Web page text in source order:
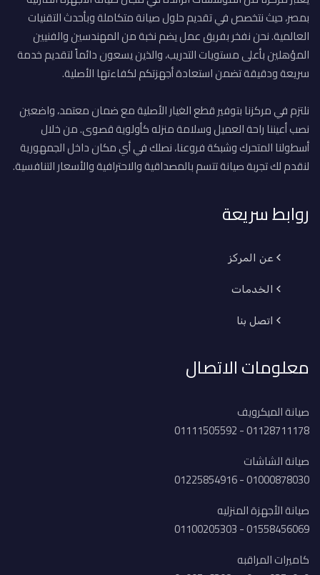
بمصر، حيث نتخصص في تقديم حلول صيانة متكاملة وبأحدث التقنيات
العالمية. نحن نفخر بفريق عمل يضم نخبة من المهندسين والفنيين
المؤهلين بأعلى مستويات التدريب، والذين يسعون دائماً لتقديم خدمة
سريعة ودقيقة تضمن استعادة أجهزتكم لكفاءتها الأصلية.
نلتزم في مركزنا بتوفير قطع الغيار الأصلية مع ضمان معتمد، واضعين
نصب أعيننا راحة العميل وسلامة منزله كأولوية قصوى. من خلال
أسطولنا المتحرك وشبكة فروعنا، نصلك في أي مكان داخل الجمهورية
لنقدم لك تجربة صيانة تتسم بالمصداقية والاحترافية والأسعار التنافسية.
روابط سريعة
عن المركز
الخدمات
اتصل بنا
معلومات الاتصال
صيانة الميكرويف
01128711178 - 01111505592
صيانة الشاشات
01000878030 - 01225854916
صيانة الأجهزة المنزليه
01558456069 - 01100205303
كاميرات المراقبه